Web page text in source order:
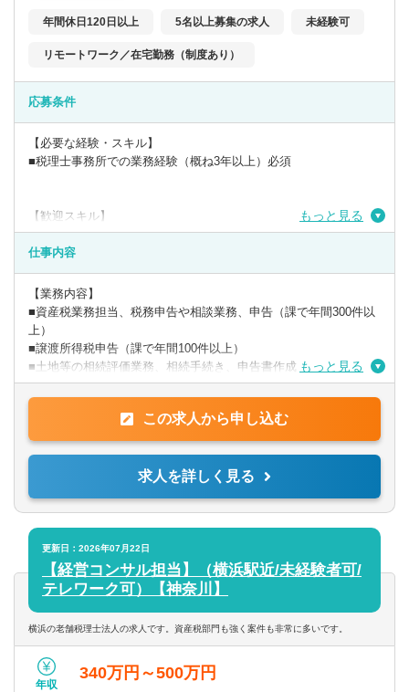
年間休日120日以上 5名以上募集の求人 未経験可
リモートワーク／在宅勤務（制度あり）
応募条件
【必要な経験・スキル】
■税理士事務所での業務経験（概ね3年以上）必須
【歓迎スキル】
■税理士事務所での資産税業務経験がある方
■税理士事務所での法人監査業務の経験があり、これから資産税に
チャレンジしたい方
もっと見る
仕事内容
【業務内容】
■資産税業務担当、税務申告や相談業務、申告（課で年間300件以
上）
■譲渡所得税申告（課で年間100件以上）
■土地等の相続評価業務、相続手続き、申告書作成
■相続税申告だけではなく資産税に関する業務を全般的に行えま
す。
■農地の納税猶予、事業承継税制、延納、株価対策、法人成り等の
業務も経験できます。
■法人税申告・巡回監査・決算・申告業務も行えます。
■相続等セミナー開催、その他税理士補助業務
【入社後の業務について】
■初めに業務のフローや提携している士業事務所との連携など、当
社のやり方を覚えていただきます。
■ご経験に応じて、先輩のアシスタント業務を行いながら、仕事に
慣れていってください。
■相談対応なども行っていただきますが、初めのうちは上司や先輩
がフォローしますのでご安心ください。
【現在活躍中の仲間】
ベイヒルズ税理士法人は「相続税が専門」ではありませんが「相
もっと見る
この求人から申し込む
求人を詳しく見る
更新日：2026年07月22日
【経営コンサル担当】（横浜駅近/未経験者可/
テレワーク可）【神奈川】
横浜の老舗税理士法人の求人です。資産税部門も強く案件も非常に多いです。
年収
340万円～500万円